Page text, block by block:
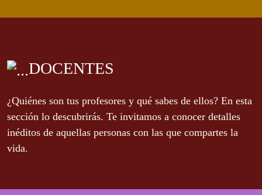
DOCENTES
¿Quiénes son tus profesores y qué sabes de ellos? En esta
sección lo descubrirás. Te invitamos a conocer detalles
inéditos de aquellas personas con las que compartes la
vida.